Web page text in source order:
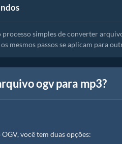
simples de converter
mesmos passos se aplicam para
ogv para mp3?
você tem duas opções: